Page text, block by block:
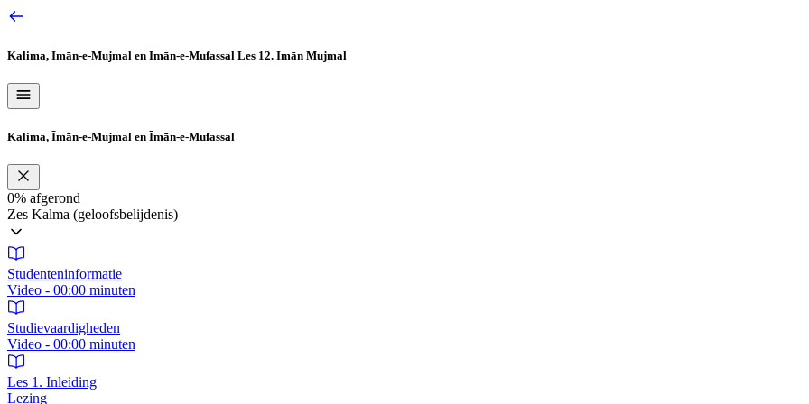
Ga
inhoud
Kalima, Īmān‑e‑Mujmal en Īmān‑e‑Mufassal Les 12. Imān Mujmal
Kalima, Īmān‑e‑Mujmal en Īmān‑e‑Mufassal
0% afgerond
Zes Kalma (geloofsbelijdenis)
Studenteninformatie
Video - 00:00 minuten
Studievaardigheden
Video - 00:00 minuten
Les 1. Inleiding
Lezing